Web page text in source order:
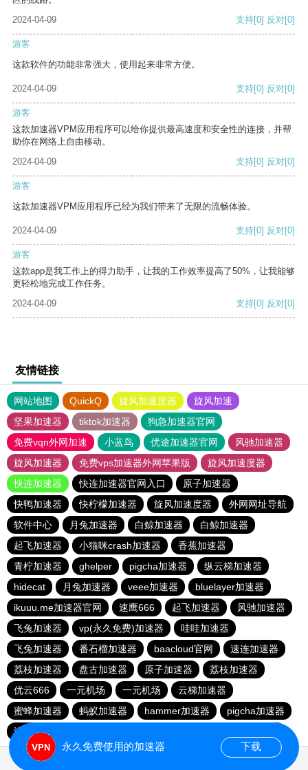
2024-04-09
支持[0] 反对[0]
游客
这款软件的功能非常强大，使用起来非常方便。
2024-04-09 支持[0] 反对[0]
游客
这款加速器VPM应用程序可以给你提供最高速度和安全性的连接，并帮
助你在网络上自由移动。
2024-04-09
支持[0] 反对[0]
游客
这款加速器VPM应用程序已经为我们带来了无限的流畅体验。
2024-04-09 支持[0] 反对[0]
游客
这款app是我工作上的得力助手，让我的工作效率提高了50%，让我能够
更轻松地完成工作任务。
2024-04-09
支持[0] 反对[0]
友情链接
网站地图 QuickQ 旋风加速度器
旋风加速
坚果加速器
tiktok加速器
狗急加速器官网
免费vqn外网加速
小蓝鸟 优途加速器官网
风驰加速器
旋风加速器
免费vps加速器外网苹果版
旋风加速度器
快连加速器
快连加速器官网入口
原子加速器
快鸭加速器
快柠檬加速器 旋风加速度器
外网网址导航
软件中心
月兔加速器 白鲸加速器
白鲸加速器
起飞加速器
小猫咪crash加速器
香蕉加速器
青柠加速器
ghelper pigcha加速器
纵云梯加速器
hidecat
月兔加速器 veee加速器
bluelayer加速器
ikuuu.me加速器官网
速鹰666 起飞加速器
风驰加速器
飞兔加速器
vp(永久免费)加速器
哇哇加速器
飞兔加速器
番石榴加速器 baacloud官网
速连加速器
荔枝加速器
盘古加速器 原子加速器
荔枝加速器
优云666
一元机场 一元机场
云梯加速器
蜜蜂加速器
蚂蚁加速器 hammer加速器
pigcha加速器
泡泡狗加速器
永久免费使用的加速器 下载